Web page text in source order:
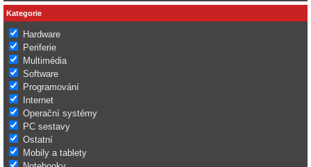
Kategorie
Hardware
Periferie
Multimédia
Software
Programování
Internet
Operační systémy
PC sestavy
Ostatní
Mobily a tablety